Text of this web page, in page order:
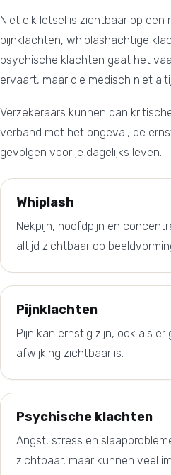
Niet elk letsel is zichtbaar op een
pijnklachten, whiplashachtige
psychische klachten gaat het
ervaart, maar die medisch niet
Verzekeraars kunnen dan
verband met het ongeval, de
gevolgen voor je dagelijks leven.
Whiplash
Nekpijn, hoofdpijn en
altijd zichtbaar op
Pijnklachten
Pijn kan ernstig zijn, ook als
afwijking zichtbaar is.
Psychische klachten
Angst, stress en
zichtbaar, maar kunnen veel